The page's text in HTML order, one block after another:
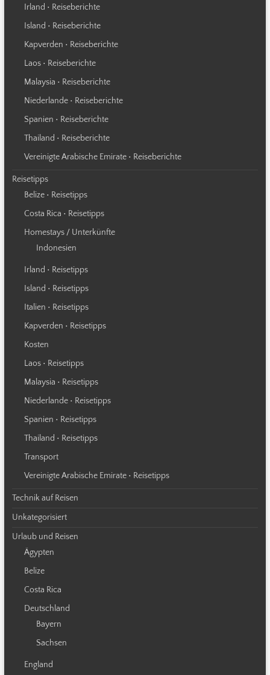
Irland • Reiseberichte
Island • Reiseberichte
Kapverden • Reiseberichte
Laos • Reiseberichte
Malaysia • Reiseberichte
Niederlande • Reiseberichte
Spanien • Reiseberichte
Thailand • Reiseberichte
Vereinigte Arabische Emirate • Reiseberichte
Reisetipps
Belize • Reisetipps
Costa Rica • Reisetipps
Homestays / Unterkünfte
Indonesien
Irland • Reisetipps
Island • Reisetipps
Italien • Reisetipps
Kapverden • Reisetipps
Kosten
Laos • Reisetipps
Malaysia • Reisetipps
Niederlande • Reisetipps
Spanien • Reisetipps
Thailand • Reisetipps
Transport
Vereinigte Arabische Emirate • Reisetipps
Technik auf Reisen
Unkategorisiert
Urlaub und Reisen
Ägypten
Belize
Costa Rica
Deutschland
Bayern
Sachsen
England